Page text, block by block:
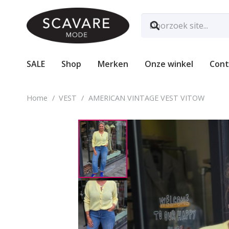
SALE Shop Merken Onze winkel
Home / VEST / AMERICAN VINTAGE VEST VITOW